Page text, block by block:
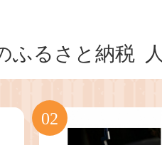
ふるさと納税